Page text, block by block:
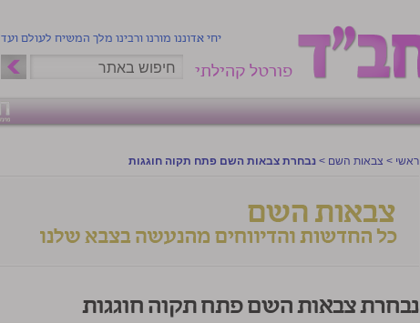
יחי אדוננו מורנו ורבינו מלך המשיח לעולם ועד
פורטל קהילתי
ראשי > צבאות השם > נבחרת צבאות השם פתח תקוה חוגגות
נבחרת צבאות השם פתח תקוה חוגגות